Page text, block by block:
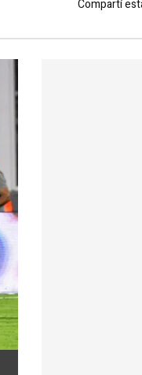
Compartí